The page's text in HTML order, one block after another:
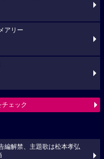
アリー
ェック
編解禁、主題歌は松本孝弘